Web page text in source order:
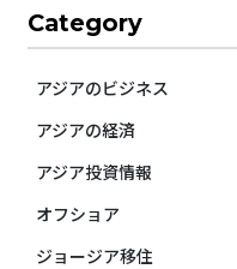
Category
アジアのビジネス
アジアの経済
アジア投資情報
オフショア
ジョージア移住